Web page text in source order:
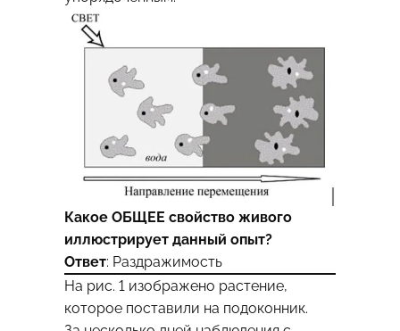
Какое ОБЩЕЕ свойство живого
иллюстрирует данный опыт?
Ответ: Раздражимость
На рис. 1 изображено растение,
которое поставили на подоконник.